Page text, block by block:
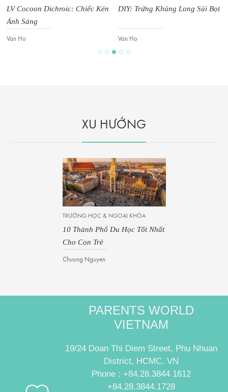
LV Cocoon Dichroic: Chiếc Kén
Ánh Sáng
Van Ho
DIY: Trứng Khủng Long Sủi Bọt
Van Ho
XU HƯỚNG
TRƯỜNG HỌC & NGOẠI KHÓA
10 Thành Phố Du Học Tốt Nhất
Cho Con Trẻ
Chuong Nguyen
PARENTS WORLD
VIETNAM
19/24 Doan Thi Diem Street, Phu Nhuan
District, HCMC, VN
Phone : +84.28.3844 1612
+84.28.3844.1728